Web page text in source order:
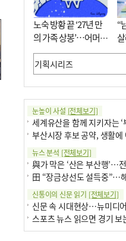
노숙 방황 끝 ‘27년 만
의 가족 상봉’…어머니
와 행복 꿈꿔
“
눈높이 사설 [전체보기]
세계유산을 함께 지키자는 ‘
부산시장 후보 공약, 생활에
뉴스 분석 [전체보기]
신통이의 신문 읽기 [전체보기]
신문 속 시대현상…뉴미디
스포츠 뉴스 읽으면 경기 보